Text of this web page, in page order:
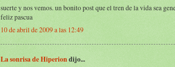
suerte y nos vemos. un bonito post que el tren de la vida sea
feliz pascua
10 de abril de 2009 a las 12:49
La sonrisa de Hiperiondijo...